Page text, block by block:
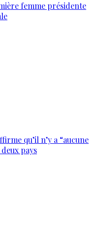
femme présidente
qu’il n’y a “aucune
pays